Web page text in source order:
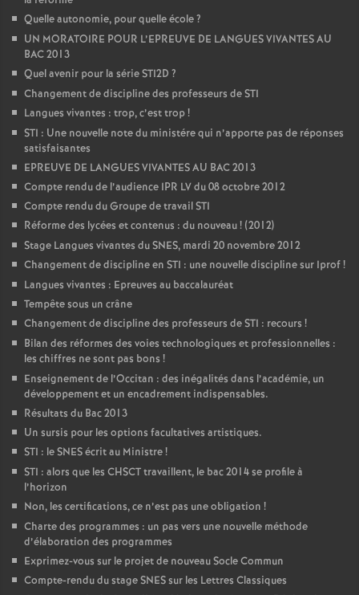
Quelle autonomie, pour quelle école?
UN MORATOIRE POUR L’EPREUVE DE LANGUES VIVANTES AU
BAC 2013
Quel avenir pour la série STI2D ?
Changement de discipline des professeurs de STI
Langues vivantes : trop, c’est trop!
STI : Une nouvelle note du ministére qui n’apporte pas de réponses
satisfaisantes
EPREUVE DE LANGUES VIVANTES AU BAC 2013
Compte rendu de l’audience IPR LV du 08 octobre 2012
Compte rendu du Groupe de travail STI
Réforme des lycées et contenus : du nouveau! (2012)
Stage Langues vivantes du SNES, mardi 20 novembre 2012
Changement de discipline en STI : une nouvelle discipline sur Iprof!
Langues vivantes : Epreuves au baccalauréat
Tempête sous un crâne
Changement de discipline des professeurs de STI : recours !
Bilan des réformes des voies technologiques et professionnelles :
les chiffres ne sont pas bons !
Enseignement de l’Occitan : des inégalités dans l’académie, un
développement et un encadrement indispensables.
Résultats du Bac 2013
Un sursis pour les options facultatives artistiques.
STI : le SNES écrit au Ministre!
STI : alors que les CHSCT travaillent, le bac 2014 se profile à
l’horizon
Non, les certifications, ce n’est pas une obligation !
Charte des programmes : un pas vers une nouvelle méthode
d’élaboration des programmes
Exprimez-vous sur le projet de nouveau Socle Commun
Compte-rendu du stage SNES sur les Lettres Classiques